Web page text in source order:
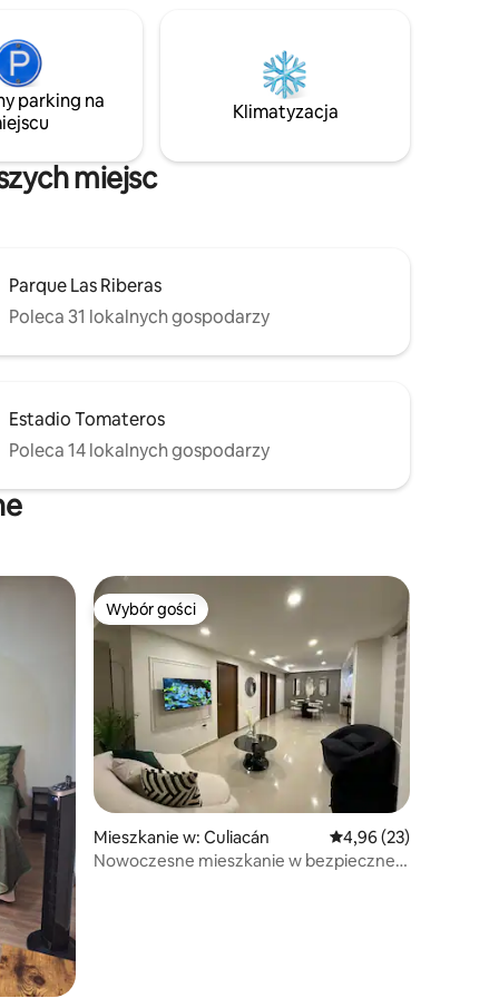
parking na
Klimatyzacja
miejsc
Parque Las Riberas
Poleca 31 lokalnych gospodarzy
Estadio Tomateros
Poleca 14 lokalnych gospodarzy
Wybór gości
Wybór gości
Mieszkanie w: Culiacán Średnia ocena: 4,96
4,96 (23)
Nowoczesne mieszkanie w bezpiecznej i